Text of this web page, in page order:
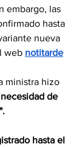
embargo, las
hasta
nueva
web notitarde
ministra hizo
de
hasta el